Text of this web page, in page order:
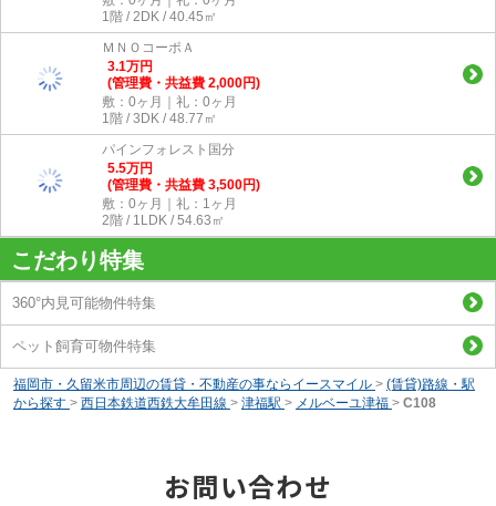
1階 / 2DK / 40.45㎡
ＭＮＯコーポＡ
3.1万円
(管理費・共益費 2,000円)
敷：0ヶ月｜礼：0ヶ月
1階 / 3DK / 48.77㎡
パインフォレスト国分
5.5万円
(管理費・共益費 3,500円)
敷：0ヶ月｜礼：1ヶ月
2階 / 1LDK / 54.63㎡
こだわり特集
360°内見可能物件特集
ペット飼育可物件特集
福岡市・久留米市周辺の賃貸・不動産の事ならイースマイル > (賃貸)路線・駅
から探す > 西日本鉄道西鉄大牟田線 > 津福駅 > メルベーユ津福 > C108
お問い合わせ